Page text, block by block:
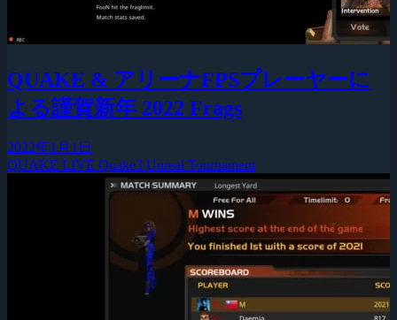
QUAKE & アリーナFPSプレーヤーに
よる謹賀新年 2022 Frags
2022年1月1日
QUAKE LIVE Quake3 Unreal Tournament